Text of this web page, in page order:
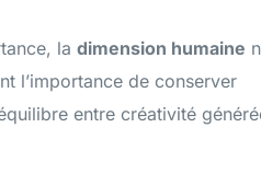
ladimension humaine
l’importance de conserver
entre créativité